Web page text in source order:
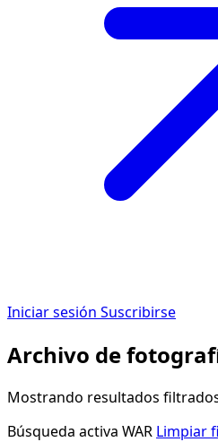
Iniciar sesión Suscribirse
Archivo de
Mostrando resultados
Búsqueda activa WAR Limpiar